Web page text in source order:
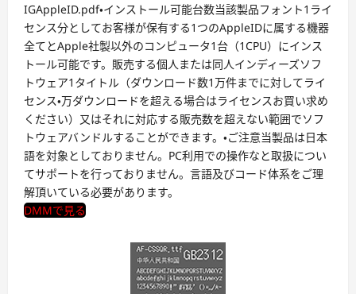
IGAppleID.pdf・インストール可能台数当該製品フォント1ライ
センス分としてお客様が保有する1つのAppleIDに属する機器
全てとApple社製以外のコンピュータ1台（1CPU）にインス
トール可能です。販売する個人または同人インディーズソフ
トウェア1タイトル（ダウンロード数1万件までに対してライ
センス・万ダウンロードを超える場合はライセンスお買い求め
ください）又はそれに対応する販売数を超えない範囲でソフ
トウェアバンドルすることができます。・ご注意当製品は日本
語を対象としておりません。PC利用での操作なと取扱につい
てサポートを行っておりません。言語及びコード体系をご理
解頂いている必要があります。
DMMで見る